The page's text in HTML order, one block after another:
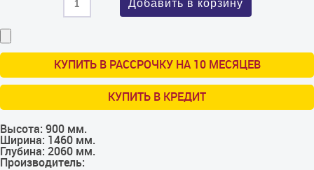
КУПИТЬ В РАССРОЧКУ НА 10 МЕСЯЦЕВ
КУПИТЬ В КРЕДИТ
Высота: 900 мм.
Ширина: 1460 мм.
Глубина: 2060 мм.
Производитель: